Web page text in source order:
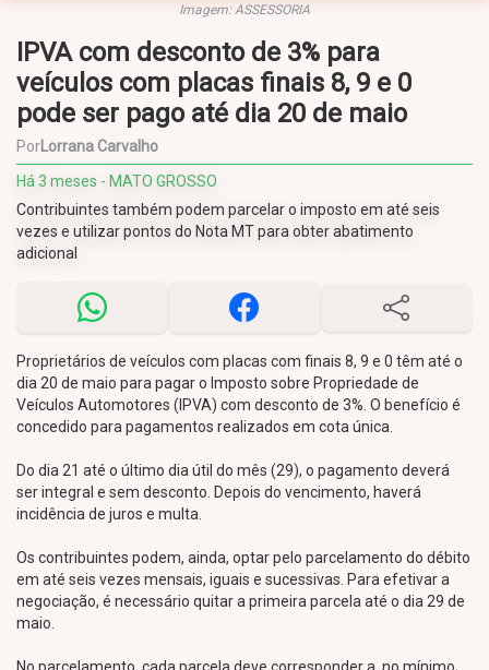
Imagem: ASSESSORIA
IPVA com desconto de 3% para
veículos com placas finais 8, 9 e 0
pode ser pago até dia 20 de maio
PorLorrana Carvalho
Há 3 meses - MATO GROSSO
Contribuintes também podem parcelar o imposto em até seis
vezes e utilizar pontos do Nota MT para obter abatimento
adicional
Proprietários de veículos com placas com finais 8, 9 e 0 têm até o
dia 20 de maio para pagar o Imposto sobre Propriedade de
Veículos Automotores (IPVA) com desconto de 3%. O benefício é
concedido para pagamentos realizados em cota única.
Do dia 21 até o último dia útil do mês (29), o pagamento deverá
ser integral e sem desconto. Depois do vencimento, haverá
incidência de juros e multa.
Os contribuintes podem, ainda, optar pelo parcelamento do débito
em até seis vezes mensais, iguais e sucessivas. Para efetivar a
negociação, é necessário quitar a primeira parcela até o dia 29 de
maio.